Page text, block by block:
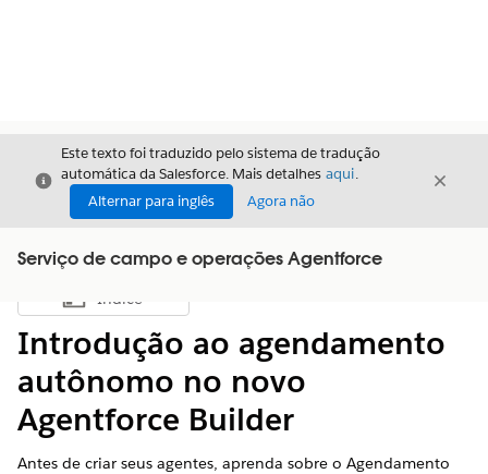
Fechar
Este texto foi traduzido pelo sistema de tradução
automática da Salesforce. Mais detalhes aqui.
Alternar para inglês
Agora não
Fechar
Serviço de campo e operações Agentforce
Mostrar índice
Índice
Introdução ao agendamento
autônomo no novo
Agentforce Builder
Antes de criar seus agentes, aprenda sobre o Agendamento